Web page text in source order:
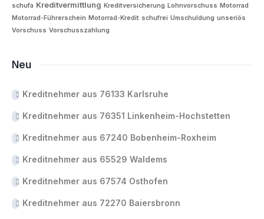
schufa Kreditvermittlung Kreditversicherung Lohnvorschuss Motorrad
Motorrad-Führerschein Motorrad-Kredit schufrei Umschuldung unseriös
Vorschuss Vorschusszahlung
Neu
Kreditnehmer aus 76133 Karlsruhe
Kreditnehmer aus 76351 Linkenheim-Hochstetten
Kreditnehmer aus 67240 Bobenheim-Roxheim
Kreditnehmer aus 65529 Waldems
Kreditnehmer aus 67574 Osthofen
Kreditnehmer aus 72270 Baiersbronn